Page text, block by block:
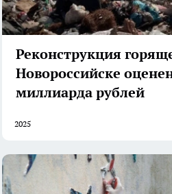
Реконструкция
Новороссийске
миллиарда рублей
2025